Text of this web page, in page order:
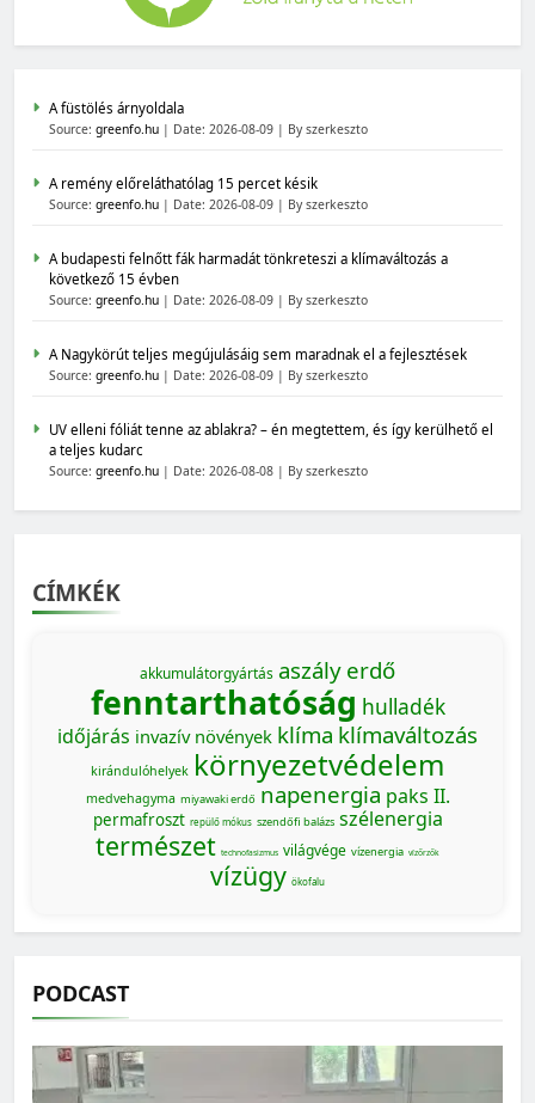
A füstölés árnyoldala
Source: greenfo.hu Date: 2026-08-09 By szerkeszto
A remény előreláthatólag 15 percet késik
Source: greenfo.hu Date: 2026-08-09 By szerkeszto
A budapesti felnőtt fák harmadát tönkreteszi a klímaváltozás a
következő 15 évben
Source: greenfo.hu Date: 2026-08-09 By szerkeszto
A Nagykörút teljes megújulásáig sem maradnak el a fejlesztések
Source: greenfo.hu Date: 2026-08-09 By szerkeszto
UV elleni fóliát tenne az ablakra? – én megtettem, és így kerülhető el
a teljes kudarc
Source: greenfo.hu Date: 2026-08-08 By szerkeszto
CÍMKÉK
akkumulátorgyártás aszály erdő
fenntarthatóság hulladék
időjárás invazív növények klíma klímaváltozás
kirándulóhelyek környezetvédelem
medvehagyma miyawaki erdő napenergia paks II.
permafroszt repülő mókus szendőfi balázs szélenergia
természet technofasizmus világvége vízenergia vízőrzők
vízügy ökofalu
PODCAST